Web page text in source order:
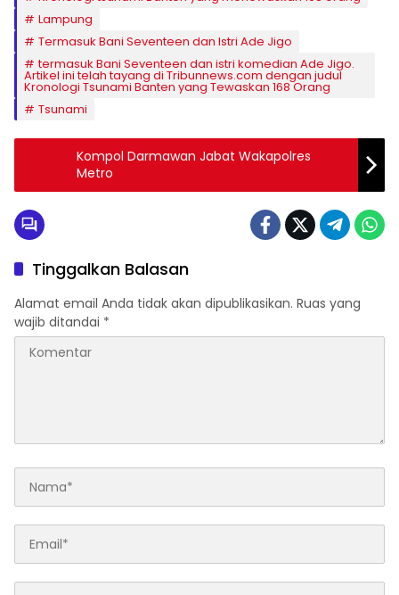
Lampung
Termasuk Bani Seventeen dan Istri Ade Jigo
termasuk Bani Seventeen dan istri komedian Ade Jigo.
Artikel ini telah tayang di Tribunnews.com dengan judul
Kronologi Tsunami Banten yang Tewaskan 168 Orang
Tsunami
Kompol Darmawan Jabat Wakapolres
Metro
Tinggalkan Balasan
Alamat email Anda tidak akan dipublikasikan. Ruas yang
wajib ditandai *